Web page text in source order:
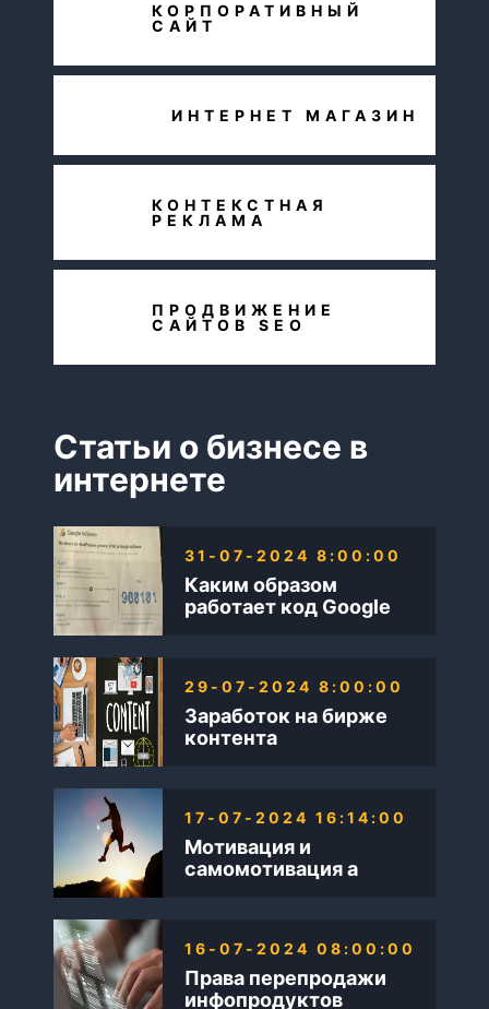
КОРПОРАТИВНЫЙ
САЙТ
ИНТЕРНЕТ МАГАЗИН
КОНТЕКСТНАЯ
РЕКЛАМА
ПРОДВИЖЕНИЕ
САЙТОВ SEO
Статьи о бизнесе в
интернете
Каким образом
работает код Google
31-07-2024 8:00:00
Заработок на бирже
контента
29-07-2024 8:00:00
Мотивация и
самомотивация а
17-07-2024 16:14:00
Права перепродажи
инфопродуктов
16-07-2024 08:00:00